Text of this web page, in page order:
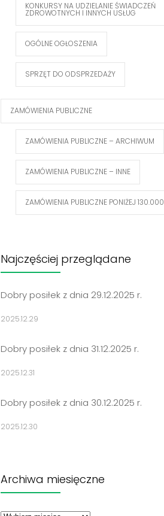
KONKURSY NA UDZIELANIE ŚWIADCZEŃ
ZDROWOTNYCH I INNYCH USŁUG
OGÓLNE OGŁOSZENIA
SPRZĘT DO ODSPRZEDAŻY
ZAMÓWIENIA PUBLICZNE
ZAMÓWIENIA PUBLICZNE – ARCHIWUM
ZAMÓWIENIA PUBLICZNE – INNE
ZAMÓWIENIA PUBLICZNE PONIŻEJ 130.000
Najczęściej przeglądane
Dobry posiłek z dnia 29.12.2025 r.
2025.12.29
Dobry posiłek z dnia 31.12.2025 r.
2025.12.31
Dobry posiłek z dnia 30.12.2025 r.
2025.12.30
2024.12.27
Dobry posiłek z dnia 23.12.2025 r.
Archiwa miesięczne
miesięczne